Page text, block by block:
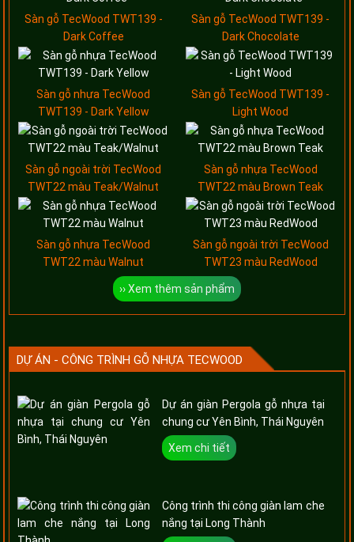
Sàn gỗ TecWood TWT139 -
Dark Coffee
Sàn gỗ TecWood TWT139 -
Dark Chocolate
Sàn gỗ nhựa TecWood
TWT139 - Dark Yellow
Sàn gỗ TecWood TWT139 -
Light Wood
Sàn gỗ ngoài trời TecWood
TWT22 màu Teak/Walnut
Sàn gỗ nhựa TecWood
TWT22 màu Brown Teak
Sàn gỗ nhựa TecWood
TWT22 màu Walnut
Sàn gỗ ngoài trời TecWood
TWT23 màu RedWood
›› Xem thêm sản phẩm
DỰ ÁN - CÔNG TRÌNH GỖ NHỰA TECWOOD
Dự án giàn Pergola gỗ nhựa tại
chung cư Yên Bình, Thái Nguyên
Xem chi tiết
Công trình thi công giàn lam che
nắng tại Long Thành